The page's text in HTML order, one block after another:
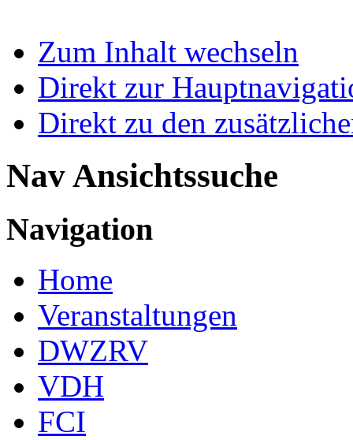
Zum Inhalt wechseln
Direkt zur
Direkt zu den
Nav Ansichtssuche
Navigation
Home
Veranstaltungen
DWZRV
VDH
FCI